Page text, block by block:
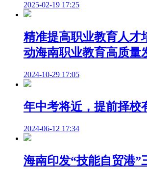
2025-02-19 17:25
精准提高职业教育人才
动海南职业教育高质量
2024-10-29 17:05
年中考将近，提前择校
2024-06-12 17:34
海南印发“技能自贸港”